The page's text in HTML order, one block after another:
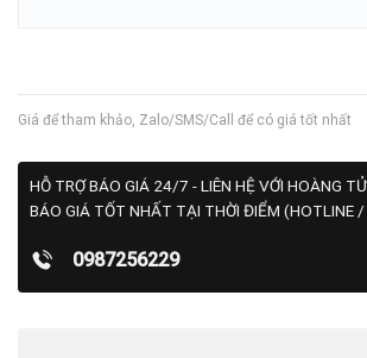
Giá để tham khảo, Zalo/SMS/Call để có giá tốt nhất
HỖ TRỢ BÁO GIÁ 24/7 - LIÊN HỆ VỚI HOÀNG
BÁO GIÁ TỐT NHẤT TẠI THỜI ĐIỂM (HOTLINE
0987256229